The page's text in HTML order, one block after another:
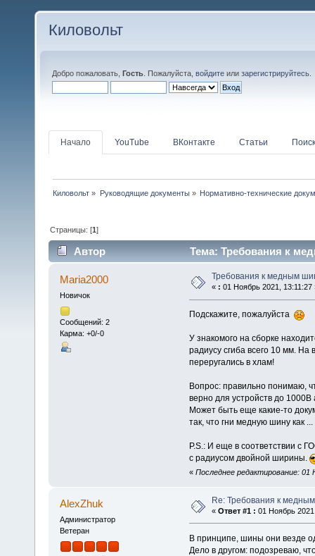
Киловольт
Добро пожаловать, Гость . Пожалуйста, войдите или зарегистрируйтесь
Начало YouTube ВКонтакте Статьи Поиск
Киловольт » Руководящие документы» Нормативно-технические
Страницы: [1]
Автор Тема: Требования к
Maria2000
Новичок
Сообщений: 2
Карма: +0/-0
Требования к медным
« : 01 Ноябрь 2021, 13:11:27
Подскажите, пожалуйста
У знакомого на сборке
радиусу сгиба всего 10 мм.
переругались в хлам!
Вопрос: правильно понимаю,
верно для устройств до 1000В
Может быть еще какие-то
так, что гни медную шину как
P.S.: И еще в соответствии с
с радиусом двойной ширины.
« Последнее редактирование: 01
AlexZhuk
Администратор
Ветеран
Re: Требования к
« Ответ #1 : 01 Ноябрь
В принципе, шины они везде
Дело в другом: подозреваю,